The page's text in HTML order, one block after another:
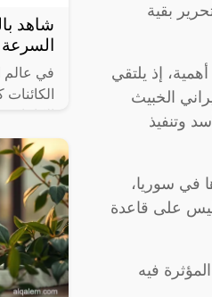
بقية
إذ يلتقي
الخبيث
وتنفيذ
في سوريا،
على قاعدة
فيه
شاهد
في عالم
الطيور